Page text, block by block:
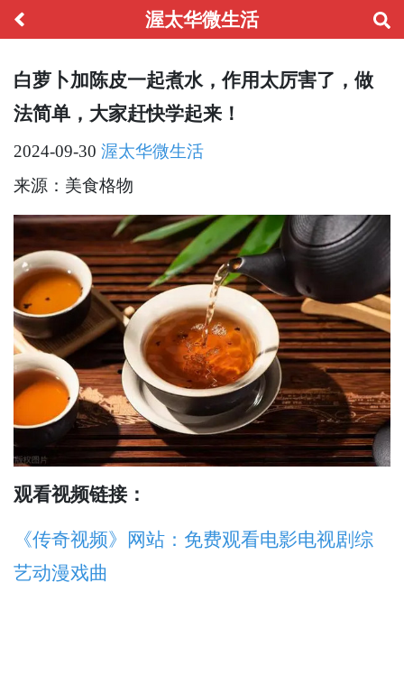
渥太华微生活
白萝卜加陈皮一起煮水，作用太厉害了，做
法简单，大家赶快学起来！
2024-09-30 渥太华微生活
来源：美食格物
观看视频链接：
《传奇视频》网站：免费观看电影电视剧综
艺动漫戏曲